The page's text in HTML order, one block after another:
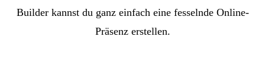
Builder kannst du ganz einfach eine fesselnde Online-
Präsenz erstellen.